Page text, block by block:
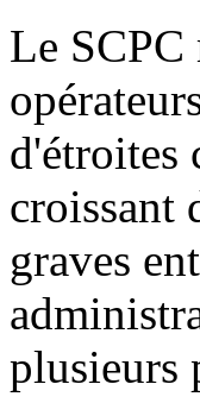
Le SCPC
d'étroites
croissant
graves
plusieurs